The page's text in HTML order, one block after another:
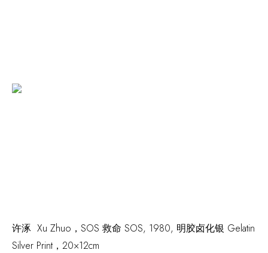
许涿 Xu Zhuo， SOS 救命 SOS, 1980, 明胶卤化银 Gelatin
Silver Print，20×12cm